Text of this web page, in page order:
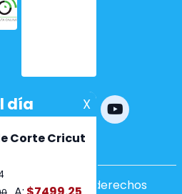
nopCommerce
Todos los derechos